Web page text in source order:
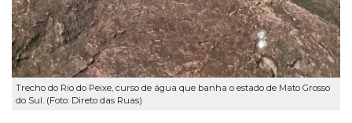
Trecho do Rio do Peixe, curso de água que banha o estado de Mato Grosso
do Sul. (Foto: Direto das Ruas)